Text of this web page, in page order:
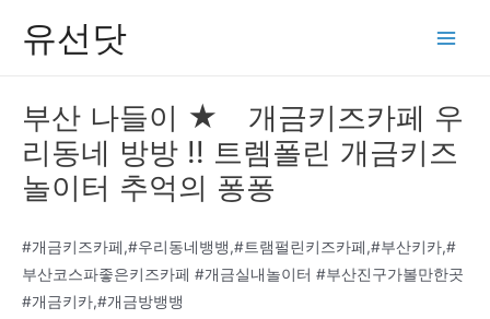
유선닷
부산 나들이 ★ 개금키즈카페 우
리동네 방방 !! 트렘폴린 개금키즈
놀이터 추억의 퐁퐁
#개금키즈카페,#우리동네뱅뱅,#트램펄린키즈카페,#부산키카,#
부산코스파좋은키즈카페 #개금실내놀이터 #부산진구가볼만한곳
#개금키카,#개금방뱅뱅